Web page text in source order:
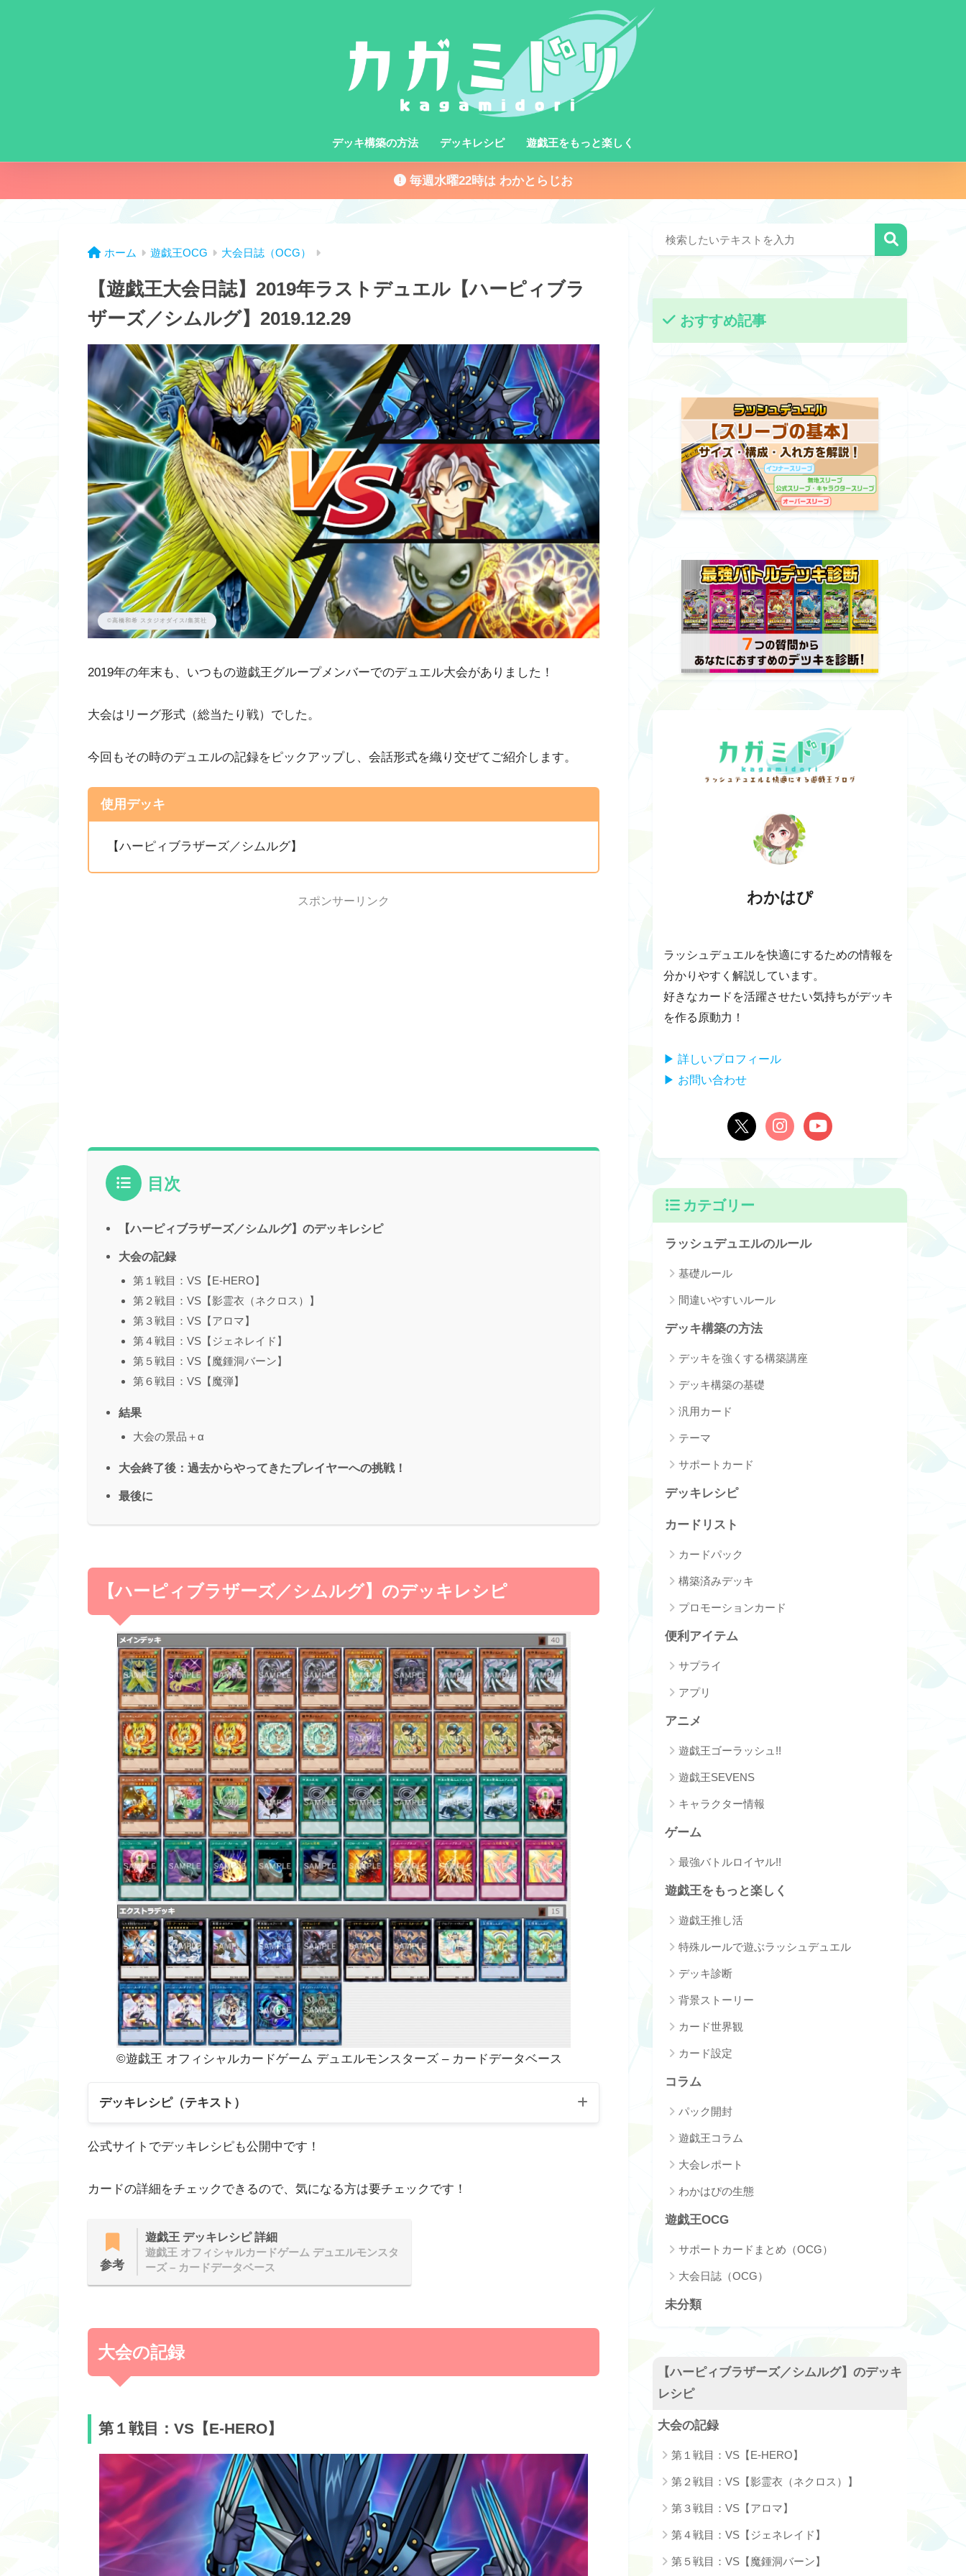
デッキ構築の方法 デッキレシピ 遊戯王をもっと楽しく
毎週水曜22時は わかとらじお
ホーム 遊戯王OCG 大会日誌（OCG）
【遊戯王大会日誌】2019年ラストデュエル【ハーピィブラ
ザーズ／シムルグ】2019.12.29
©高橋和希 スタジオダイス/集英社
2019年の年末も、いつもの遊戯王グループメンバーでのデュエル大会がありました！
大会はリーグ形式（総当たり戦）でした。
今回もその時のデュエルの記録をピックアップし、会話形式を織り交ぜてご紹介します。
使用デッキ
【ハーピィブラザーズ／シムルグ】
スポンサーリンク
目次
【ハーピィブラザーズ／シムルグ】のデッキレシピ
大会の記録
第１戦目：VS【E-HERO】
第２戦目：VS【影霊衣（ネクロス）】
第３戦目：VS【アロマ】
第４戦目：VS【ジェネレイド】
第５戦目：VS【魔鍾洞バーン】
第６戦目：VS【魔弾】
結果
大会の景品＋α
大会終了後：過去からやってきたプレイヤーへの挑戦！
最後に
【ハーピィブラザーズ／シムルグ】のデッキレシピ
©遊戯王 オフィシャルカードゲーム デュエルモンスターズ – カードデータベース
デッキレシピ（テキスト）
公式サイトでデッキレシピも公開中です！
カードの詳細をチェックできるので、気になる方は要チェックです！
参考
遊戯王 デッキレシピ 詳細
遊戯王 オフィシャルカードゲーム デュエルモンスタ
ーズ – カードデータベース
大会の記録
第１戦目：VS【E-HERO】
おすすめ記事
わかはぴ
ラッシュデュエルを快適にするための情報を
分かりやすく解説しています。
好きなカードを活躍させたい気持ちがデッキ
を作る原動力！
▶ 詳しいプロフィール
▶ お問い合わせ
カテゴリー
ラッシュデュエルのルール
基礎ルール
間違いやすいルール
デッキ構築の方法
デッキを強くする構築講座
デッキ構築の基礎
汎用カード
テーマ
サポートカード
デッキレシピ
カードリスト
カードパック
構築済みデッキ
プロモーションカード
便利アイテム
サプライ
アプリ
アニメ
遊戯王ゴーラッシュ!!
遊戯王SEVENS
キャラクター情報
ゲーム
最強バトルロイヤル!!
遊戯王をもっと楽しく
遊戯王推し活
特殊ルールで遊ぶラッシュデュエル
デッキ診断
背景ストーリー
カード世界観
カード設定
コラム
パック開封
遊戯王コラム
大会レポート
わかはぴの生態
遊戯王OCG
サポートカードまとめ（OCG）
大会日誌（OCG）
未分類
【ハーピィブラザーズ／シムルグ】のデッキ
レシピ
大会の記録
第１戦目：VS【E-HERO】
第２戦目：VS【影霊衣（ネクロス）】
第３戦目：VS【アロマ】
第４戦目：VS【ジェネレイド】
第５戦目：VS【魔鍾洞バーン】